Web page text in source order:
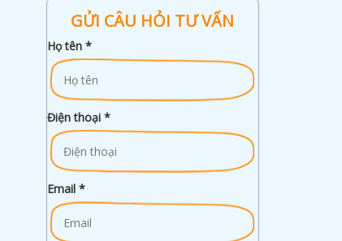
GỬI CÂU HỎI TƯ VẤN
Họ tên *
Điện thoại *
Email *